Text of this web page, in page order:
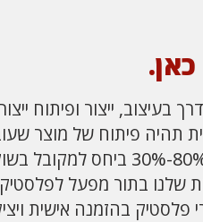
דרך בעיצוב, ייצור ופיתוח
תהיה פיתוח של מוצר
טובה הרבה יותר, תהליך ייצור קצר ב-80%-
שלנו בתור מפעל
פלסטיק בהזמנה אישית